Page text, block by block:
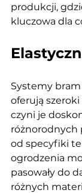
produkcji,
kluczowa dla
Systemy
oferują
czyni je
różnorodnych
od specyfiki
ogrodzenia
pasowały do
różnych